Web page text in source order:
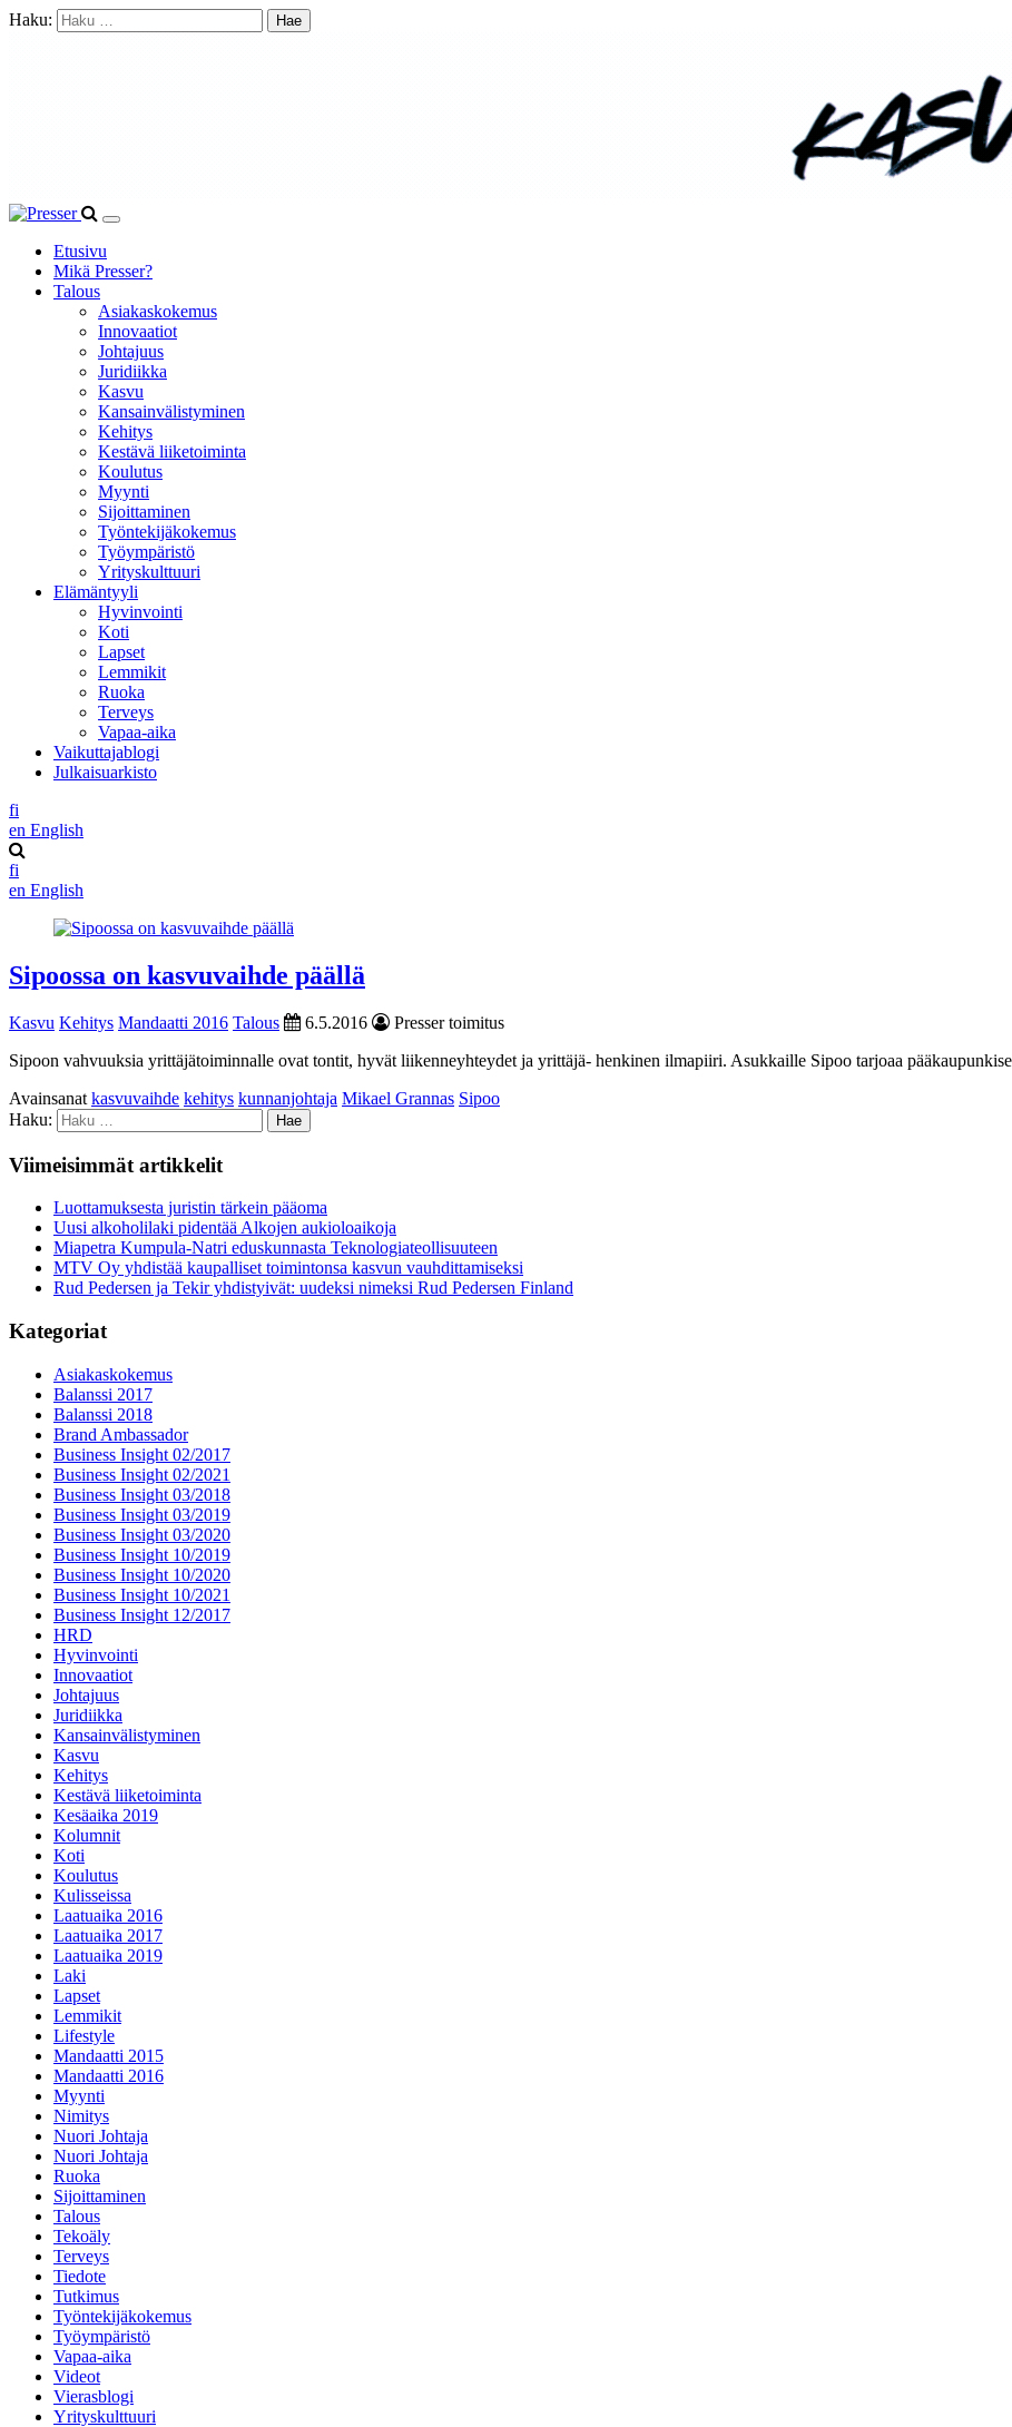
Haku:
Etusivu
Mikä Presser?
Talous
Asiakaskokemus
Innovaatiot
Johtajuus
Juridiikka
Kasvu
Kansainvälistyminen
Kehitys
Kestävä liiketoiminta
Koulutus
Myynti
Sijoittaminen
Työntekijäkokemus
Työympäristö
Yrityskulttuuri
Elämäntyyli
Hyvinvointi
Koti
Lapset
Lemmikit
Ruoka
Terveys
Vapaa-aika
Vaikuttajablogi
Julkaisuarkisto
fi
en English
fi
en English
Sipoossa on kasvuvaihde päällä
Kasvu Kehitys Mandaatti 2016 Talous 6.5.2016
Presser toimitus
Sipoon vahvuuksia yrittäjätoiminnalle ovat tontit, hyvät liikenneyhteydet ja yrittäjä- henkinen ilmapiiri. Asukkaille Sipoo tarjoaa
Avainsanat kasvuvaihde kehitys kunnanjohtaja Mikael Grannas Sipoo
Haku:
Viimeisimmät artikkelit
Luottamuksesta juristin tärkein pääoma
Uusi alkoholilaki pidentää Alkojen aukioloaikoja
Miapetra Kumpula-Natri eduskunnasta Teknologiateollisuuteen
MTV Oy yhdistää kaupalliset toimintonsa kasvun vauhdittamiseksi
Rud Pedersen ja Tekir yhdistyivät: uudeksi nimeksi Rud Pedersen Finland
Kategoriat
Asiakaskokemus
Balanssi 2017
Balanssi 2018
Brand Ambassador
Business Insight 02/2017
Business Insight 02/2021
Business Insight 03/2018
Business Insight 03/2019
Business Insight 03/2020
Business Insight 10/2019
Business Insight 10/2020
Business Insight 10/2021
Business Insight 12/2017
HRD
Hyvinvointi
Innovaatiot
Johtajuus
Juridiikka
Kansainvälistyminen
Kasvu
Kehitys
Kestävä liiketoiminta
Kesäaika 2019
Kolumnit
Koti
Koulutus
Kulisseissa
Laatuaika 2016
Laatuaika 2017
Laatuaika 2019
Laki
Lapset
Lemmikit
Lifestyle
Mandaatti 2015
Mandaatti 2016
Myynti
Nimitys
Nuori Johtaja
Nuori Johtaja
Ruoka
Sijoittaminen
Talous
Tekoäly
Terveys
Tiedote
Tutkimus
Työntekijäkokemus
Työympäristö
Vapaa-aika
Videot
Vierasblogi
Yrityskulttuuri